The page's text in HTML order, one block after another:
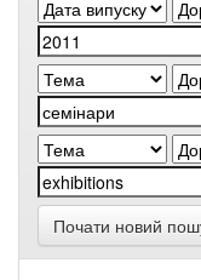
Почати новий